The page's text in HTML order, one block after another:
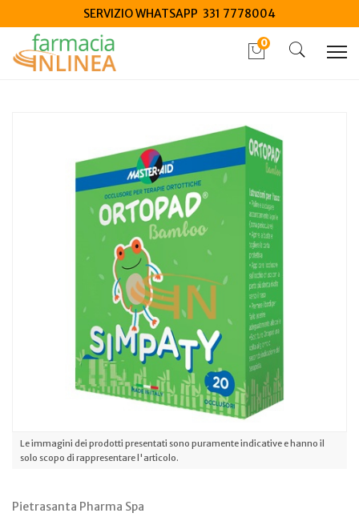
SERVIZIO WHATSAPP 331 7778004
0
Ortottiche Medium 20 Pez
Le immagini dei prodotti presentati sono puramente indicative e hanno il
solo scopo di rappresentare l'articolo.
Pietrasanta Pharma Spa